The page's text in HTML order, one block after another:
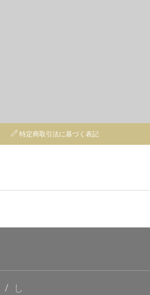
特定商取引法に基づく表記
し